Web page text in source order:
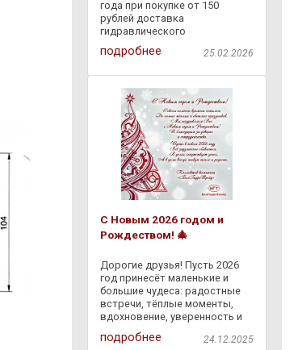
года при покупке от 150
рублей доставка
гидравлического
оборудования через
"Европочту" бесплатно по
платежом на ПВЗ "Европочты"
. Заказывайте
подробнее 25.02.2026
С Новым 2026 годом и
Рождеством! 🎄
Дорогие друзья! Пусть 2026
год принесёт маленькие и
большие чудеса: радостные
встречи, тёплые моменты,
вдохновение, уверенность и
светлые перемены. Пусть
сбывается задуманное, а
подробнее 24.12.2025